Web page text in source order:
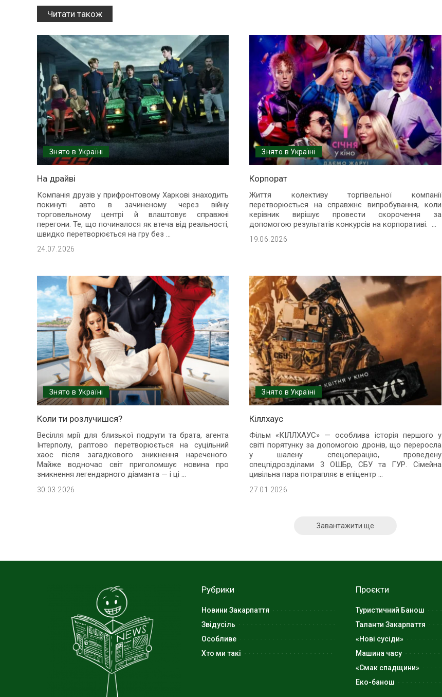
Читати також
Знято в Україні
На драйві
Компанія друзів у прифронтовому Харкові знаходить
покинуті авто в зачиненому через війну
торговельному центрі й влаштовує справжні
перегони. Те, що починалося як втеча від реальності,
швидко перетворюється на гру без
24.07.2026
Знято в Україні
Корпорат
Життя колективу торгівельної компанії
перетворюється на справжнє випробування, коли
керівник вирішує провести скорочення за
допомогою результатів конкурсів на корпоративі.
19.06.2026
Знято в Україні
Коли ти розлучишся?
Весілля мрії для близької подруги та брата, агента
Інтерполу, раптово перетворюється на суцільний
хаос після загадкового зникнення нареченого.
Майже водночас світ приголомшує новина про
зникнення легендарного діаманта — і ці ...
30.03.2026
Знято в Україні
Кіллхаус
Фільм «КІЛЛХАУС» — особлива історія першого у
світі порятунку за допомогою дронів, що переросла
у шалену спецоперацію, проведену
спецпідрозділами 3 ОШБр, СБУ та ГУР. Сімейна
цивільна пара потрапляє в епіцентр...
27.01.2026
Завантажити ще
Рубрики
Новини Закарпаття
Звідусіль
Особливе
Хто ми такі
Проєкти
Туристичний Банош
Таланти Закарпаття
«Нові сусіди»
Машина часу
«Смак спадщини»
Еко-банош